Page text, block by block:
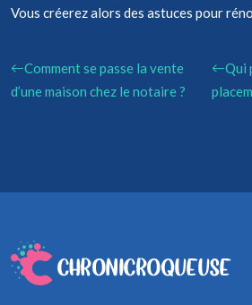
Vous créerez alors des astuces pour
Comment se passe la vente
d’une maison chez le notaire ?
Qui